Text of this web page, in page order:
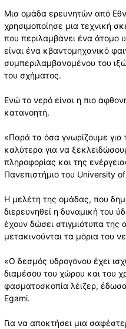
Μια ομάδα ερευνητών από
χρησιμοποίησε μια τεχνική
που περιλαμβάνει ένα άτομο
είναι ένα κβαντομηχανικό
συμπεριλαμβανομένου του
του σχήματος.
Ενώ το νερό είναι η πιο
κατανοητή.
«Παρά τα όσα γνωρίζουμε για
καλύτερα για να
πληροφορίας και της
Πανεπιστήμιο του University
Η μελέτη της ομάδας, που
διερευνηθεί η δυναμική του
έχουν δώσει στιγμιότυπα της
μετακινούνται τα μόρια του
«Ο δεσμός υδρογόνου έχει
διαμέσου του χώρου και του
φασματοσκοπία λέιζερ,
Egami.
Για να αποκτήσει μια